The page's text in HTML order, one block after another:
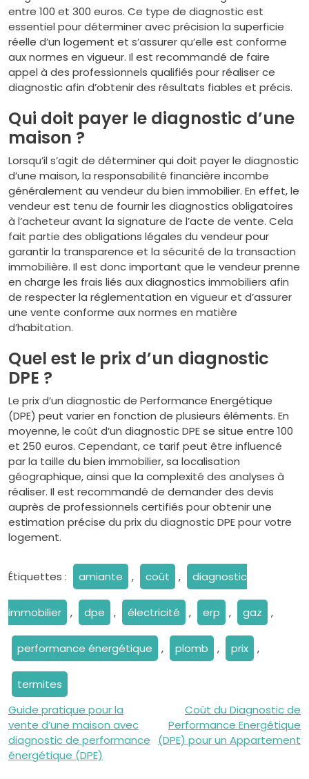
entre 100 et 300 euros. Ce type de diagnostic est
essentiel pour déterminer avec précision la superficie
réelle d’un logement et s’assurer qu’elle est conforme
aux normes en vigueur. Il est recommandé de faire
appel à des professionnels qualifiés pour réaliser ce
diagnostic afin d’obtenir des résultats fiables et précis.
Qui doit payer le diagnostic d’une
maison ?
Lorsqu’il s’agit de déterminer qui doit payer le diagnostic
d’une maison, la responsabilité financière incombe
généralement au vendeur du bien immobilier. En effet, le
vendeur est tenu de fournir les diagnostics obligatoires
à l’acheteur avant la signature de l’acte de vente. Cela
fait partie des obligations légales du vendeur pour
garantir la transparence et la sécurité de la transaction
immobilière. Il est donc important que le vendeur prenne
en charge les frais liés aux diagnostics immobiliers afin
de respecter la réglementation en vigueur et d’assurer
une vente conforme aux normes en matière
d’habitation.
Quel est le prix d’un diagnostic
DPE ?
Le prix d’un diagnostic de Performance Energétique
(DPE) peut varier en fonction de plusieurs éléments. En
moyenne, le coût d’un diagnostic DPE se situe entre 100
et 250 euros. Cependant, ce tarif peut être influencé
par la taille du bien immobilier, sa localisation
géographique, ainsi que la complexité des analyses à
réaliser. Il est recommandé de demander des devis
auprès de professionnels certifiés pour obtenir une
estimation précise du prix du diagnostic DPE pour votre
logement.
Étiquettes : amiante , coût , diagnostic
immobilier , dpe , électricité , erp , gaz ,
performance énergétique , plomb , prix ,
termites
Navigation
de
l’article
Guide pratique pour la
vente d’une maison avec
diagnostic de performance
énergétique (DPE)
Coût du Diagnostic de
Performance Energétique
(DPE) pour un Appartement